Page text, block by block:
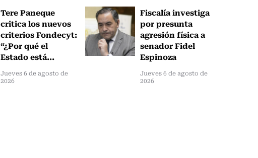
Tere Paneque
critica los nuevos
criterios Fondecyt:
“¿Por qué el
Estado está...
Jueves 6 de agosto de
2026
Fiscalía investiga
por presunta
agresión física a
senador Fidel
Espinoza
Jueves 6 de agosto de
2026